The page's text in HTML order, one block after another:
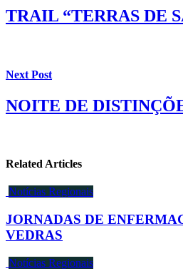
TRAIL “TERRAS DE
Next Post
NOITE DE
Related Articles
Notícias Regionais
JORNADAS DE
VEDRAS
Notícias Regionais